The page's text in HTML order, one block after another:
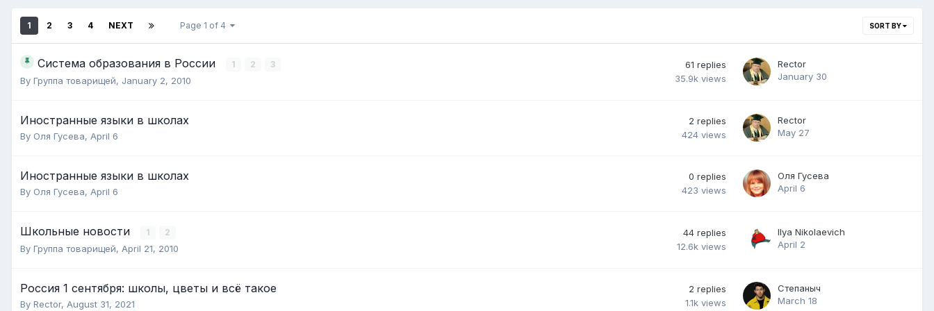
SORT BY
1 2 3 4 NEXT Page 1 of 4
Система образования в России 1 2 3
By Группа товарищей, January 2, 2010
61 replies
35.9k views
Rector
January 30
Иностранные языки в школах
By Оля Гусева, April 6
2 replies
424 views
Rector
May 27
Иностранные языки в школах
By Оля Гусева, April 6
0 replies
423 views
Оля Гусева
April 6
Школьные новости 1 2
By Группа товарищей, April 21, 2010
44 replies
12.6k views
Ilya Nikolaevich
April 2
Россия 1 сентября: школы, цветы и всё такое
By Rector, August 31, 2021
2 replies
1.1k views
Степаныч
March 18